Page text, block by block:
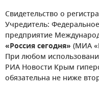
Свидетельство о
Учредитель:
предприятие
«Россия сегодня» (МИА
При любом
РИА Новости Крым
обязательна не ниже